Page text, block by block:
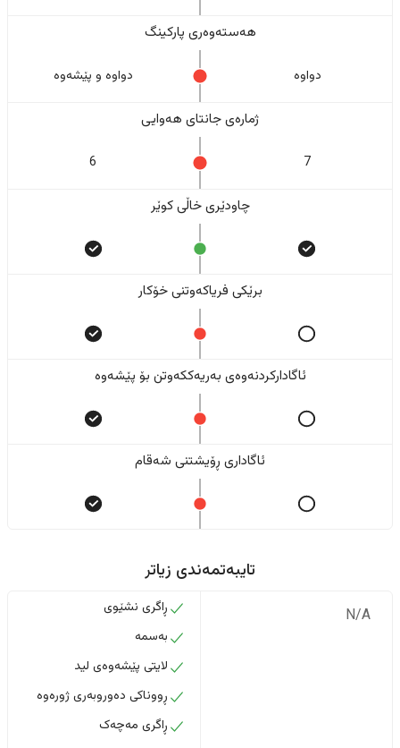
هەستەوەری پارکینگ
دواوە دواوە و پێشەوە
ژمارەی جانتای هەوایی
7
6
چاودێری خاڵی کوێر
برێکی فریاکەوتنی خۆکار
ئاگادارکردنەوەی بەریەککەوتن بۆ پێشەوە
ئاگاداری ڕۆیشتنی شەقام
تایبەتمەندی زیاتر
N/A
ڕاگری نشێوی
بەسمە
لایتی پێشەوەی لید
ڕووناکی دەوروبەری ژورەوە
ڕاگری مەچەک